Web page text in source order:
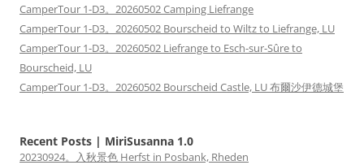
CamperTour 1-D3。20260502 Camping Liefrange
CamperTour 1-D3。20260502 Bourscheid to Wiltz to Liefrange, LU
CamperTour 1-D3。20260502 Liefrange to Esch-sur-Sûre to
Bourscheid, LU
CamperTour 1-D3。20260502 Bourscheid Castle, LU 布爾沙伊德城堡
Recent Posts | MiriSusanna 1.0
20230924。入秋景色 Herfst in Posbank, Rheden